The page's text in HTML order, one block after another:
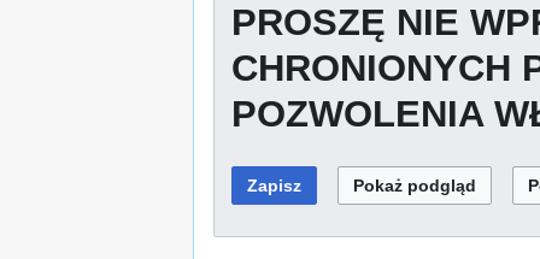
PROSZĘ NIE
CHRONIONYCH
POZWOLENIA